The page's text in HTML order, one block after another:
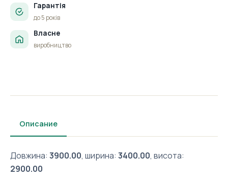
Гарантія
до 5 років
Власне
виробництво
Описание
Довжина: 3900.00, ширина: 3400.00, висота:
2900.00